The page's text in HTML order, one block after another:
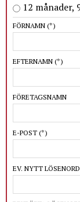
12 månader,
FÖRNAMN (*)
EFTERNAMN (*)
FÖRETAGSNAMN
E-POST (*)
EV. NYTT LÖSENORD